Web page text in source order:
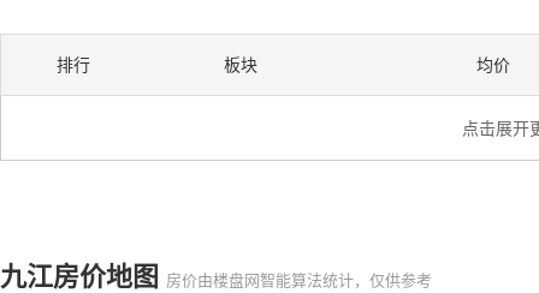
排行 板块 均价
点击展开
九江房价地图 房价由楼盘网智能算法统计，仅供参考